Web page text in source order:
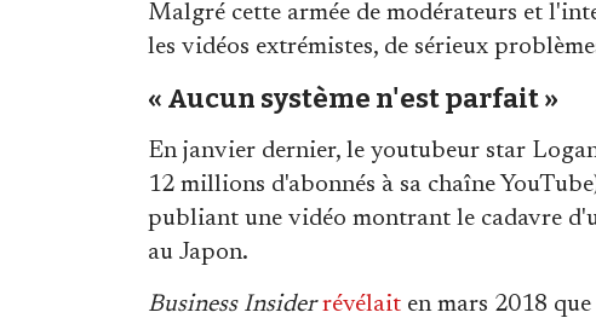
Malgré cette armée de modérateurs et
les vidéos extrémistes, de sérieux
« Aucun système n'est parfait »
En janvier dernier, le youtubeur star
12 millions d'abonnés à sa chaîne
publiant une vidéo montrant le cadavre
au Japon.
Business Insider révélait en mars 2018